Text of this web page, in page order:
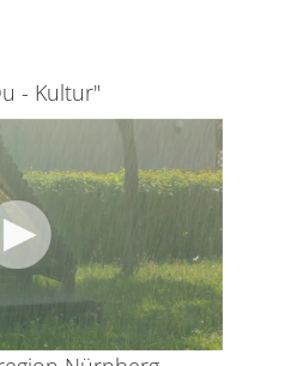
- Kultur"